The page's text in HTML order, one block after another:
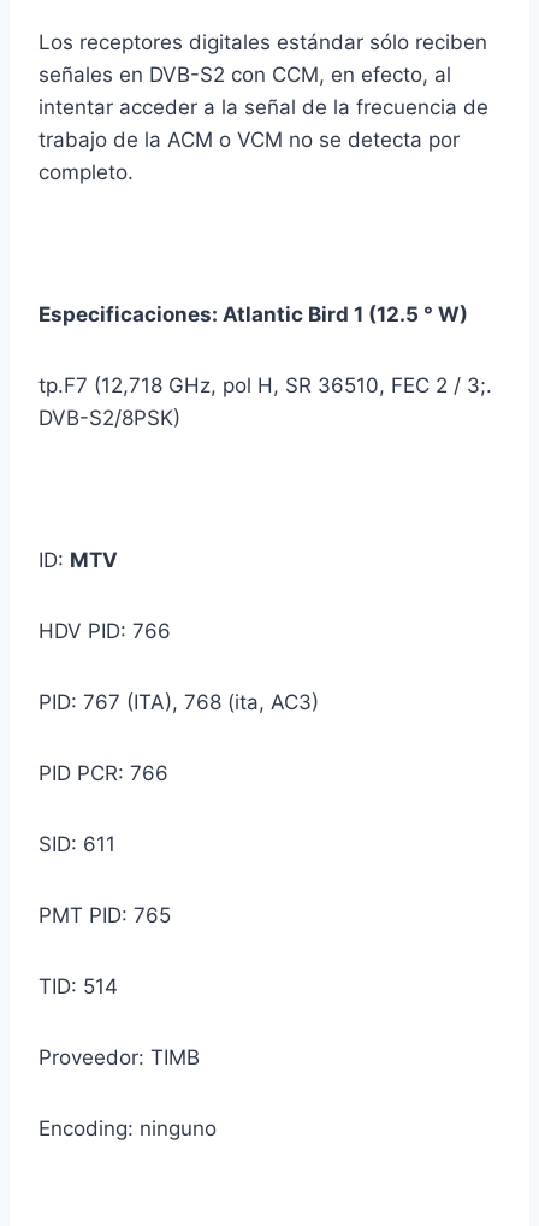
Los receptores digitales estándar sólo reciben
señales en DVB-S2 con CCM, en efecto, al
intentar acceder a la señal de la frecuencia de
trabajo de la ACM o VCM no se detecta por
completo.
Especificaciones: Atlantic Bird 1 (12.5 ° W)
tp.F7 (12,718 GHz, pol H, SR 36510, FEC 2 / 3;.
DVB-S2/8PSK)
ID: MTV
HDV PID: 766
PID: 767 (ITA), 768 (ita, AC3)
PID PCR: 766
SID: 611
PMT PID: 765
TID: 514
Proveedor: TIMB
Encoding: ninguno